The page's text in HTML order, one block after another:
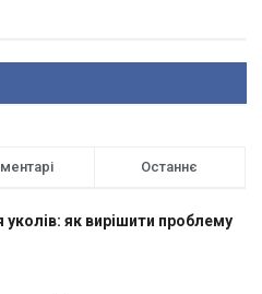
Останнє
уколів: як вирішити проблему